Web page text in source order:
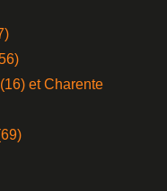
et Charente